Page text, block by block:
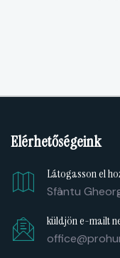
Elérhetőségeink
Látogasson el
Sfântu
küldjön e-mailt